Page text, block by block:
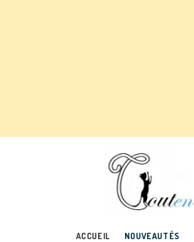
ACCUEIL NOUVEAUTÉS